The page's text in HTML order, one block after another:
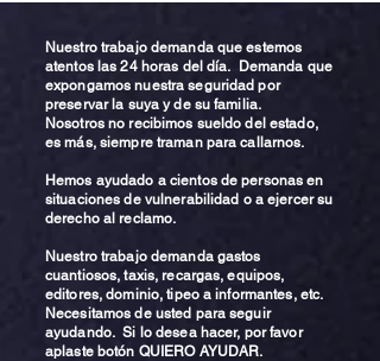
Nuestro trabajo demanda que estemos
atentos las 24 horas del día. Demanda que
expongamos nuestra seguridad por
preservar la suya y de su familia.
Nosotros no recibimos sueldo del estado,
es más, siempre traman para callarnos.
Hemos ayudado a cientos de personas en
situaciones de vulnerabilidad o a ejercer su
derecho al reclamo.
Nuestro trabajo demanda gastos
cuantiosos, taxis, recargas, equipos,
editores, dominio, tipeo a informantes, etc.
Necesitamos de usted para seguir
ayudando. Si lo desea hacer, por favor
aplaste botón QUIERO AYUDAR.